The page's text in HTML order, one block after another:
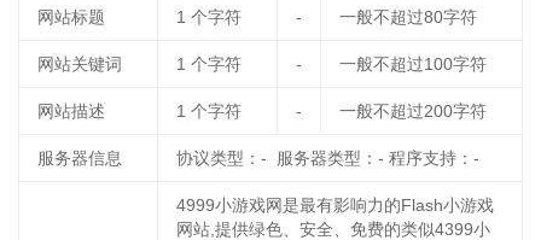
网站标题 1 个字符 - 一般不超过80字符
网站关键词 1 个字符 - 一般不超过100字符
网站描述 1 个字符 - 一般不超过200字符
服务器信息 协议类型：- 服务器类型：- 程序支持：-
4999小游戏网是最有影响力的Flash小游戏
网站,提供绿色、安全、免费的类似4399小